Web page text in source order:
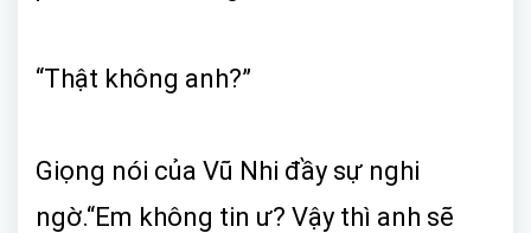
“Thật không anh?”
Giọng nói của Vũ Nhi đầy sự nghi
ngờ.“Em không tin ư? Vậy thì anh sẽ